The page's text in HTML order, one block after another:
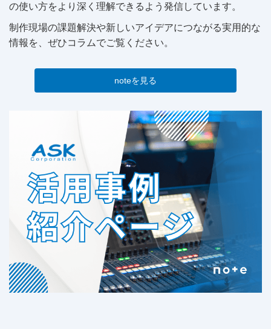
の使い方をより深く理解できるよう発信しています。
制作現場の課題解決や新しいアイデアにつながる実用的な
情報を、ぜひコラムでご覧ください。
noteを見る